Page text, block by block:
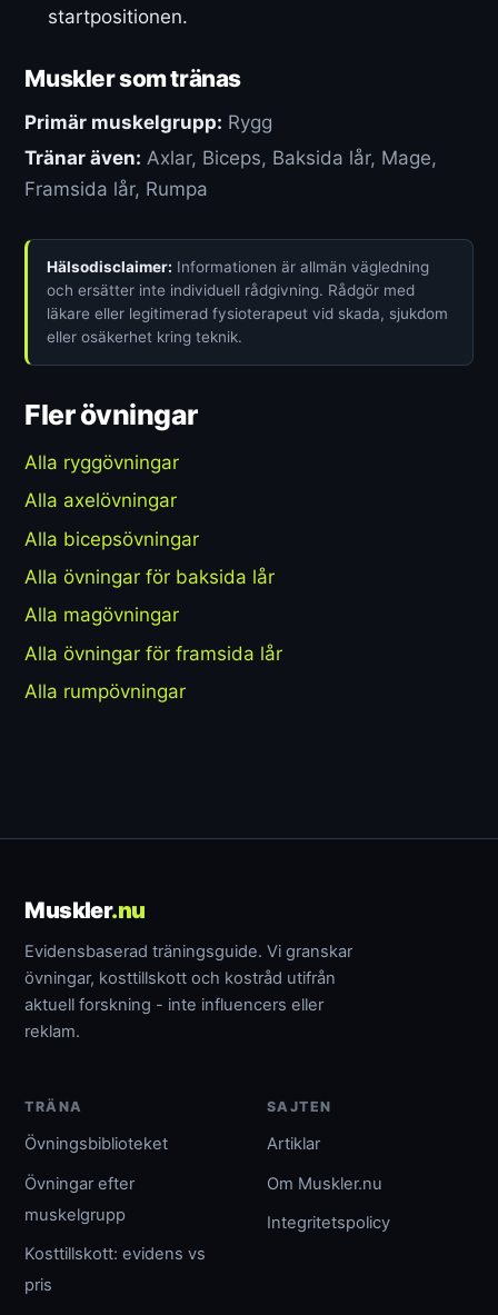
startpositionen.
Muskler som tränas
Primär muskelgrupp: Rygg
Tränar även: Axlar, Biceps, Baksida lår, Mage,
Framsida lår, Rumpa
Hälsodisclaimer: Informationen är allmän vägledning
och ersätter inte individuell rådgivning. Rådgör med
läkare eller legitimerad fysioterapeut vid skada, sjukdom
eller osäkerhet kring teknik.
Fler övningar
Alla ryggövningar
Alla axelövningar
Alla bicepsövningar
Alla övningar för baksida lår
Alla magövningar
Alla övningar för framsida lår
Alla rumpövningar
Muskler.nu
Evidensbaserad träningsguide. Vi granskar
övningar, kosttillskott och kostråd utifrån
aktuell forskning - inte influencers eller
reklam.
TRÄNA
Övningsbiblioteket
Övningar efter
muskelgrupp
Kosttillskott: evidens vs
pris
SAJTEN
Artiklar
Om Muskler.nu
Integritetspolicy